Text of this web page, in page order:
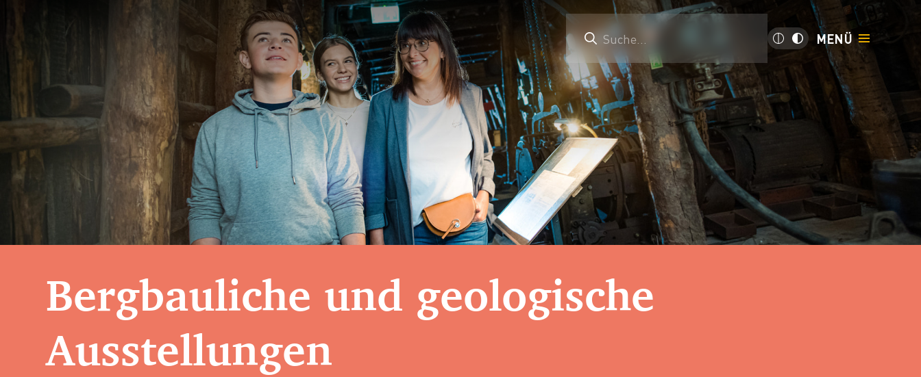
Suche... MENÜ
Bergbauliche und geologische
Ausstellungen